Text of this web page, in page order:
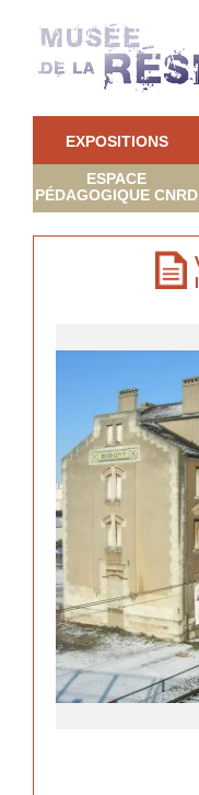
EXPOSITIONS
ESPACE
PÉDAGOGIQUE CNRD